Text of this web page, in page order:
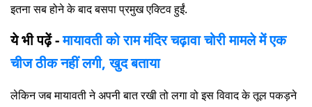
इतना सब होने के बाद बसपा प्रमुख एक्टिव हुईं.
ये भी पढ़ें -मायावती को राम मंदिर चढ़ावा चोरी मामले में एक
चीज ठीक नहीं लगी, खुद बताया
लेकिन जब मायावती ने अपनी बात रखी तो लगा वो इस विवाद के तूल पकड़ने